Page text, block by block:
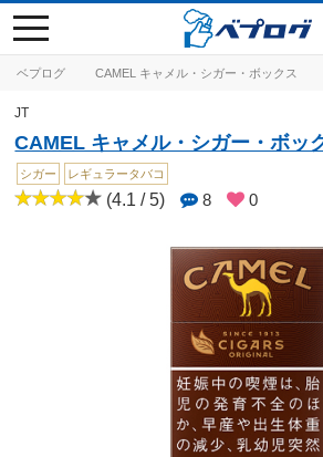
ベプログ CAMEL キャメル・シガー・ボックス
toggle
navigation
JT
CAMEL キャメル・シガー・ボッ
シガー レギュラータバコ
(4.1 / 5) 8 0